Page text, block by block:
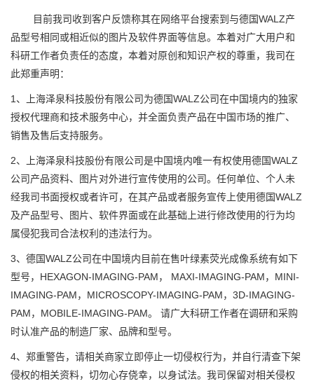
目前我司收到客户反馈称其在网络平台搜索到与德国WALZ产
品型号相同或相近似的图片及软件界面等信息。本着对广大用户和
科研工作者负责任的态度，本着对原创和知识产权的尊重，我司在
此郑重声明：
1、上海泽泉科技股份有限公司为德国WALZ公司在中国境内的独家
授权代理商和技术服务中心，并全面负责产品在中国市场的推广、
销售及售后支持服务。
2、上海泽泉科技股份有限公司是中国境内唯一有权使用德国WALZ
公司产品资料、图片对外进行宣传使用的公司。任何单位、个人未
经我司书面授权或者许可，在其产品或者服务宣传上使用德国WALZ
及产品型号、图片、软件界面或在此基础上进行修改使用的行为均
属侵犯我司合法权利的违法行为。
3、德国WALZ公司在中国境内目前在售叶绿素荧光成像系统有如下
型号，HEXAGON-IMAGING-PAM， MAXI-IMAGING-PAM，MINI-
IMAGING-PAM，MICROSCOPY-IMAGING-PAM，3D-IMAGING-
PAM，MOBILE-IMAGING-PAM。 请广大科研工作者在调研和采购
时认准产品的制造厂家、品牌和型号。
4、郑重警告，请相关商家立即停止一切侵权行为，并自行清查下架
侵权的相关资料，切勿心存侥幸，以身试法。我司保留对相关侵权